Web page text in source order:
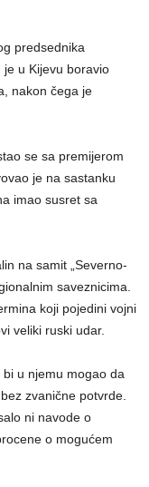
predsednika
u Kijevu boravio
nakon čega je
se sa premijerom
je na sastanku
imao susret sa
na samit „Severno-
saveznicima.
koji pojedini vojni
veliki ruski udar.
u njemu mogao da
zvanične potvrde.
ni navode o
o mogućem